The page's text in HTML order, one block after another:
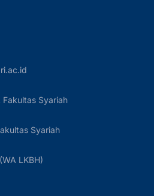
Syariah
Syariah
LKBH)